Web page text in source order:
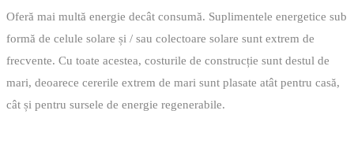
Oferă mai multă energie decât consumă. Suplimentele energetice sub
formă de celule solare și / sau colectoare solare sunt extrem de
frecvente. Cu toate acestea, costurile de construcție sunt destul de
mari, deoarece cererile extrem de mari sunt plasate atât pentru casă,
cât și pentru sursele de energie regenerabile.